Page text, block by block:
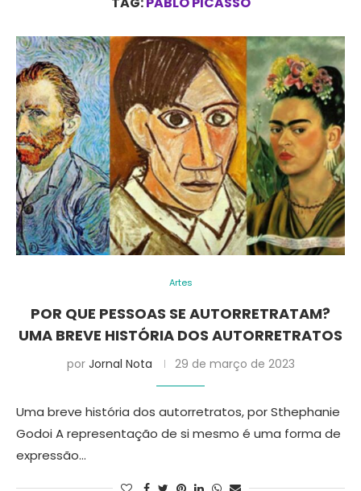
Artes
POR QUE PESSOAS SE AUTORRETRATAM?
UMA BREVE HISTÓRIA DOS AUTORRETRATOS
por Jornal Nota 29 de março de 2023
Uma breve história dos autorretratos, por Sthephanie
Godoi A representação de si mesmo é uma forma de
expressão…